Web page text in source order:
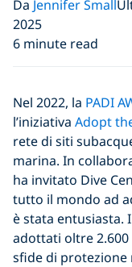
Da Jennifer Small
2025
6 minute read
Nel 2022, la PADI
l’iniziativa Adopt
rete di siti
marina. In
ha invitato Dive
tutto il mondo ad
è stata entusiasta.
adottati oltre
sfide di protezione